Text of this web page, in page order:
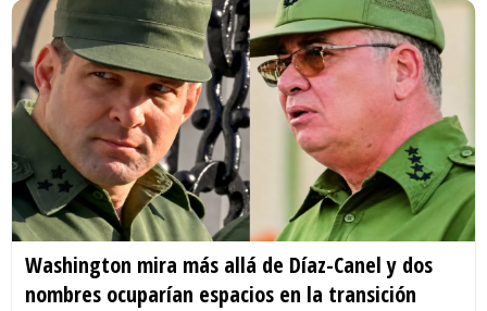
Washington mira más allá de Díaz-Canel y dos
nombres ocuparían espacios en la transición